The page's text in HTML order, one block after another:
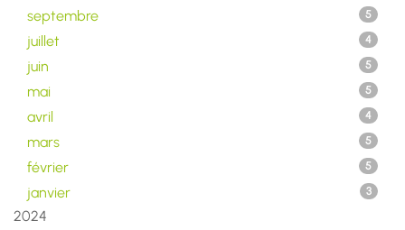
septembre 5
juillet 4
juin 5
mai 5
avril 4
mars 5
février 5
janvier 3
2024